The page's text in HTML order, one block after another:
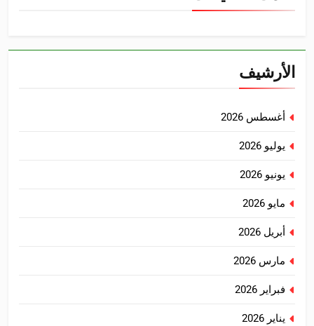
الأرشيف
أغسطس 2026
يوليو 2026
يونيو 2026
مايو 2026
أبريل 2026
مارس 2026
فبراير 2026
يناير 2026